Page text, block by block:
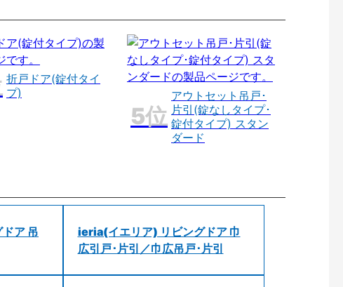
折戸ドア(錠付タイ
プ)
アウトセット吊戸･
片引(錠なしタイプ･
錠付タイプ) スタン
ダード
ア 吊
ieria(イエリア) リビングドア 巾
広引戸･片引／巾広吊戸･片引